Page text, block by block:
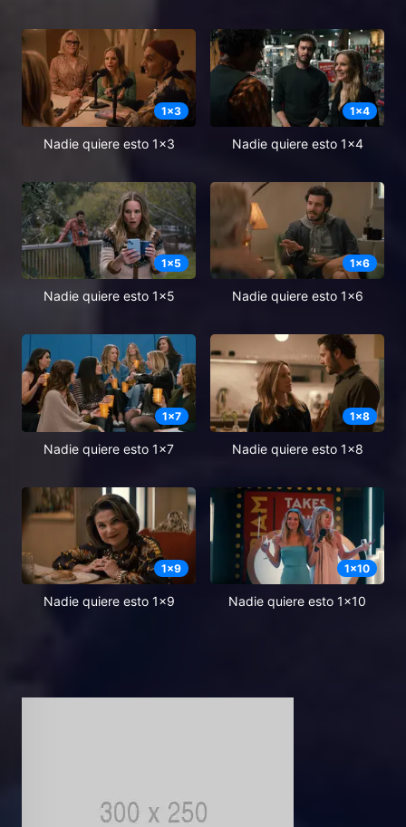
1x3
Nadie quiere esto 1x3
1x4
Nadie quiere esto 1x4
1x5
Nadie quiere esto 1x5
1x6
Nadie quiere esto 1x6
1x7
Nadie quiere esto 1x7
1x8
Nadie quiere esto 1x8
1x9
Nadie quiere esto 1x9
1x10
Nadie quiere esto 1x10